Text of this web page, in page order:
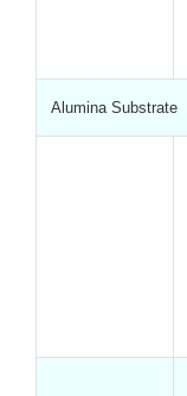
Alumina Substrate